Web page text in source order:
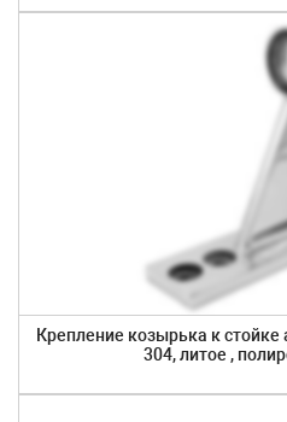
Крепление козырька к
304, литое ,